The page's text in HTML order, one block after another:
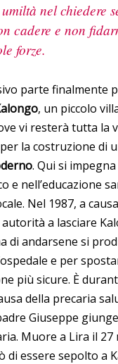
nel chiedere
cadere e non
forze.
parte finalmente
, un piccolo
vi resterà tutta la
la costruzione di
. Qui si
e nell’educazione
Nel 1987, a
a lasciare
di andarsene si
e per
più sicure. È
della precaria
Giuseppe
Muore a Lira il 27
di essere sepolto a